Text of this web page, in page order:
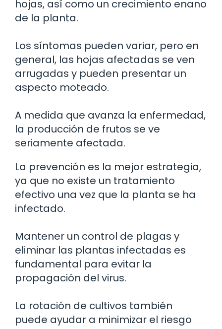
hojas, así como un crecimiento enano
de la planta.
Los síntomas pueden variar, pero en
general, las hojas afectadas se ven
arrugadas y pueden presentar un
aspecto moteado.
A medida que avanza la enfermedad,
la producción de frutos se ve
seriamente afectada.
La prevención es la mejor estrategia,
ya que no existe un tratamiento
efectivo una vez que la planta se ha
infectado.
Mantener un control de plagas y
eliminar las plantas infectadas es
fundamental para evitar la
propagación del virus.
La rotación de cultivos también
puede ayudar a minimizar el riesgo